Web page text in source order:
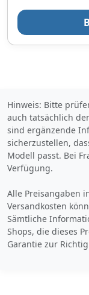
Hinweis: Bitte
auch tatsächlich
sind ergänzende
sicherzustellen,
Modell passt. Bei
Verfügung.
Alle Preisangaben
Versandkosten
Sämtliche
Shops, die dieses
Garantie zur